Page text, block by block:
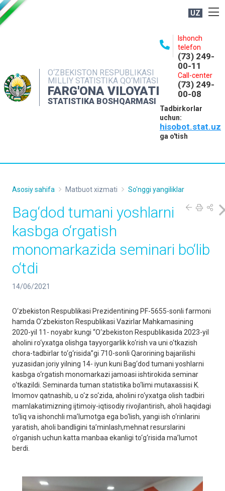
UZ
O‘ZBEKISTON RESPUBLIKASI
MILLIY STATISTIKA QO‘MITASI
FARG'ONA VILOYATI
STATISTIKA BOSHQARMASI
Ishonch
telefon
(73) 249-
00-11
Call-center
(73) 249-
00-08
Tadbirkorlar
uchun:
hisobot.stat.uz
ga o'tish
NASHRLAR
INTERAKTIV XIZMATLAR
MATBUOT XIZMATI
Asosiy sahifa Matbuot xizmati So'nggi yangiliklar
Bag‘dod tumani yoshlarni
kasbga o‘rgatish
monomarkazida seminari bo‘lib
o‘tdi
14/06/2021
O‘zbekiston Respublikasi Prezidentining PF-5655-sonli farmoni
hamda O‘zbekiston Respublikasi Vazirlar Mahkamasining
2020-yil 11- noyabr kungi “O‘zbekiston Respublikasida 2023-yil
aholini ro‘yxatga olishga tayyorgarlik ko‘rish va uni o‘tkazish
chora-tadbirlar to‘g‘risida”gi 710-sonli Qarorining bajarilishi
yuzasidan joriy yilning 14- iyun kuni Bag‘dod tumani yoshlarni
kasbga o‘rgatish monomarkazi jamoasi ishtirokida seminar
o‘tkazildi. Seminarda tuman statistika bo‘limi mutaxassisi K.
Imomov qatnashib, u o‘z so‘zida, aholini ro‘yxatga olish tadbiri
mamlakatimizning ijtimoiy-iqtisodiy rivojlantirish, aholi haqidagi
to‘liq va ishonchli ma’lumotga ega bo‘lish, yangi ish o‘rinlarini
yaratish, aholi bandligini ta’minlash,mehnat resurslarini
o‘rganish uchun katta manbaa ekanligi to‘g‘risida ma’lumot
berdi.